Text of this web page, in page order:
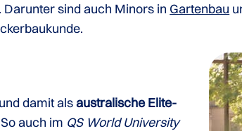
Darunter sind auch Minors in Gartenbau
damit alsaustralische Elite-
auch im QS World University